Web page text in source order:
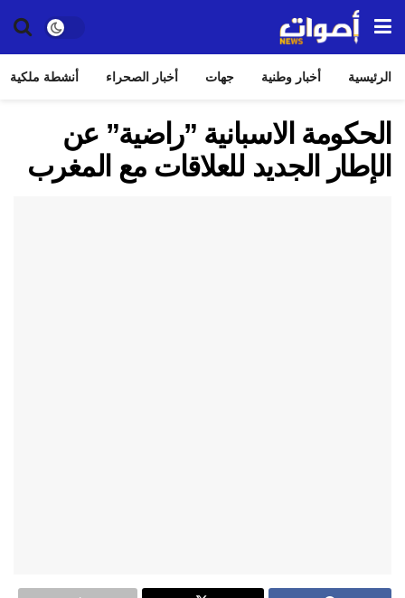
الرئيسية أخبار وطنية جهات أخبار الصحراء أنشطة ملكية
الحكومة الاسبانية ”راضية” عن
الإطار الجديد للعلاقات مع المغرب